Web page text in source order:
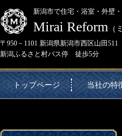
新潟市で住宅・浴室・外壁
Mirai Reform （
〒950－1101 新潟県新潟市西区山田511
新潟ふるさと村バス停 徒歩5分
トップページ 当社の特